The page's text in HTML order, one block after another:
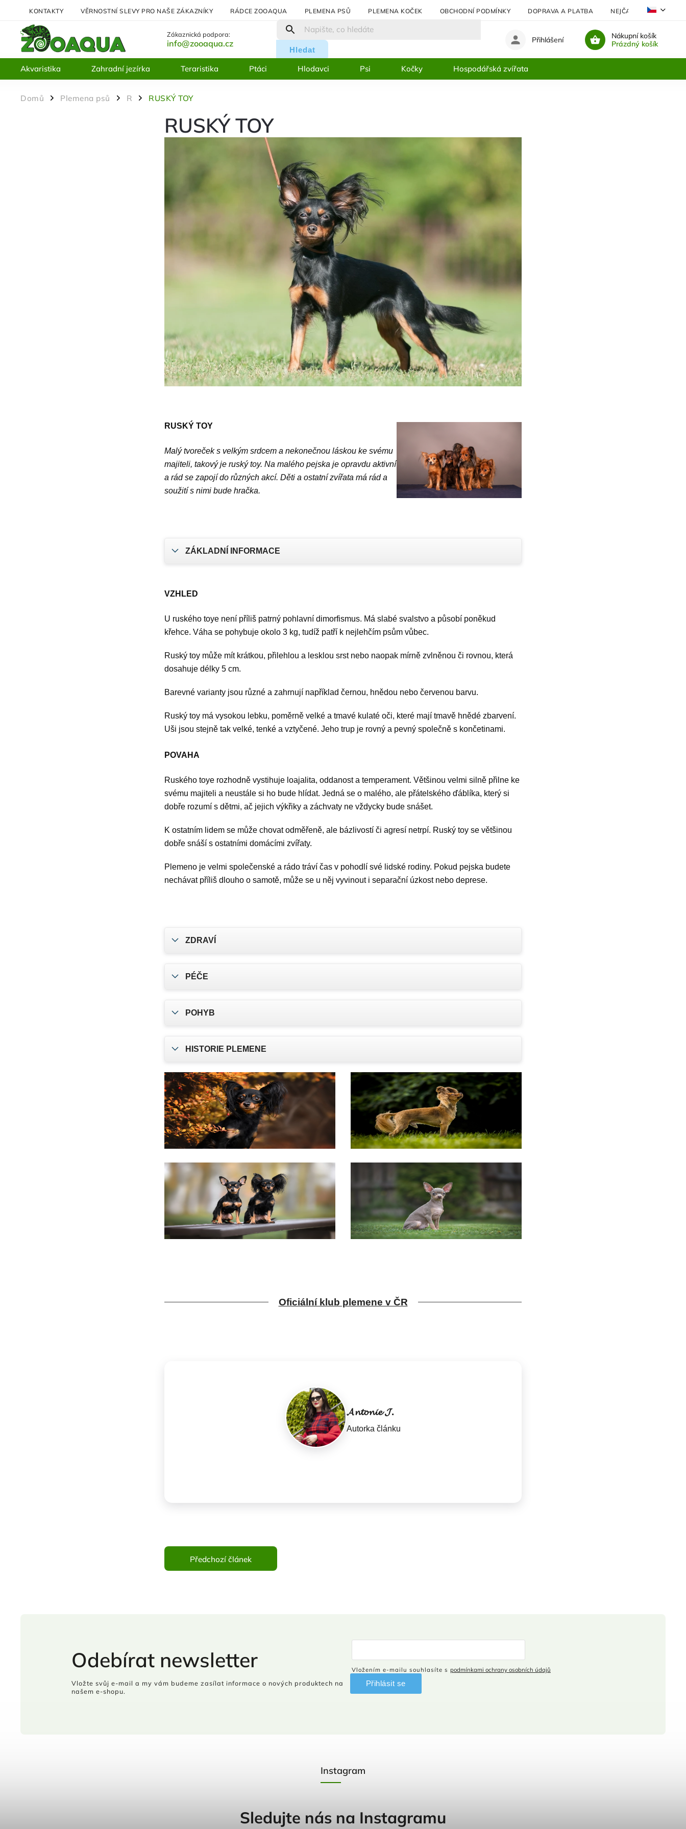
KONTAKTY VĚRNOSTNÍ SLEVY PRO NAŠE ZÁKAZNÍKY RÁDCE ZOOAQUA PLEMENA PSŮ PLEMENA KOČEK OBCHODNÍ PODMÍNKY DOPRAVA A PLATBA NEJČASTĚJI KLADENÉ
Zákaznická podpora:
info@zooaqua.cz
Hledat
Nákupní košík
Prázdný košík
Přihlášení
Akvaristika Zahradní jezírka Teraristika Ptáci Hlodavci Psi Kočky Hospodářská zvířata
Domů / Plemena psů / R / RUSKÝ TOY
RUSKÝ TOY
RUSKÝ TOY
Malý tvoreček s velkým srdcem a nekonečnou láskou ke svému
majiteli, takový je ruský toy. Na malého pejska je opravdu aktivní
a rád se zapojí do různých akcí. Děti a ostatní zvířata má rád a
soužití s nimi bude hračka.
ZÁKLADNÍ INFORMACE
VZHLED
U ruského toye není příliš patrný pohlavní dimorfismus. Má slabé svalstvo a působí poněkud
křehce. Váha se pohybuje okolo 3 kg, tudíž patří k nejlehčím psům vůbec.
Ruský toy může mít krátkou, přilehlou a lesklou srst nebo naopak mírně zvlněnou či rovnou, která
dosahuje délky 5 cm.
Barevné varianty jsou různé a zahrnují například černou, hnědou nebo červenou barvu.
Ruský toy má vysokou lebku, poměrně velké a tmavé kulaté oči, které mají tmavě hnědé zbarvení.
Uši jsou stejně tak velké, tenké a vztyčené. Jeho trup je rovný a pevný společně s končetinami.
POVAHA
Ruského toye rozhodně vystihuje loajalita, oddanost a temperament. Většinou velmi silně přilne ke
svému majiteli a neustále si ho bude hlídat. Jedná se o malého, ale přátelského ďáblíka, který si
dobře rozumí s dětmi, ač jejich výkřiky a záchvaty ne vždycky bude snášet.
K ostatním lidem se může chovat odměřeně, ale bázlivostí či agresí netrpí. Ruský toy se většinou
dobře snáší s ostatními domácími zvířaty.
Plemeno je velmi společenské a rádo tráví čas v pohodlí své lidské rodiny. Pokud pejska budete
nechávat příliš dlouho o samotě, může se u něj vyvinout i separační úzkost nebo deprese.
ZDRAVÍ
PÉČE
POHYB
HISTORIE PLEMENE
Oficiální klub plemene v ČR
𝓐𝓷𝓽𝓸𝓷𝓲𝓮 𝓙.
Autorka článku
Předchozí článek
Odebírat newsletter
Vložte svůj e-mail a my vám budeme zasílat informace o nových produktech na
našem e-shopu.
Vložením e-mailu souhlasíte s podmínkami ochrany osobních údajů
Přihlásit se
Instagram
Sledujte nás na Instagramu